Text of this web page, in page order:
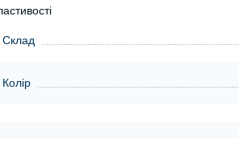
Склад
Колір